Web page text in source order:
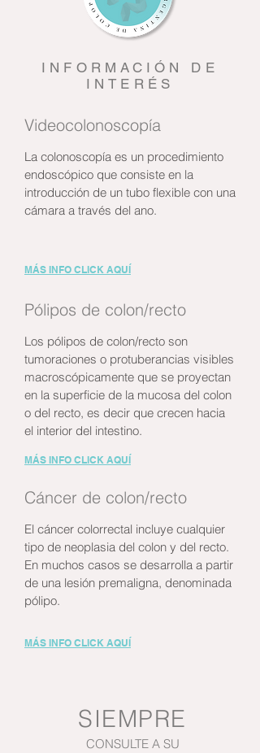
INFORMACIÓN DE
INTERÉS
Videocolonoscopía
La colonoscopía es un procedimiento
endoscópico que consiste en la
introducción de un tubo flexible con una
cámara a través del ano.
MÁS INFO CLICK AQUÍ
Pólipos de colon/recto
Los pólipos de colon/recto son
tumoraciones o protuberancias visibles
macroscópicamente que se proyectan
en la superficie de la mucosa del colon
o del recto, es decir que crecen hacia
el interior del intestino.
MÁS INFO CLICK AQUÍ
Cáncer de colon/recto
El cáncer colorrectal incluye cualquier
tipo de neoplasia del colon y del recto.
En muchos casos se desarrolla a partir
de una lesión premaligna, denominada
pólipo.
MÁS INFO CLICK AQUÍ
SIEMPRE
CONSULTE A SU